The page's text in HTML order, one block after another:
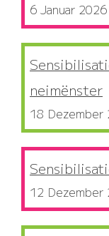
6 Januar 2026
neimënster
18 Dezember
12 Dezember